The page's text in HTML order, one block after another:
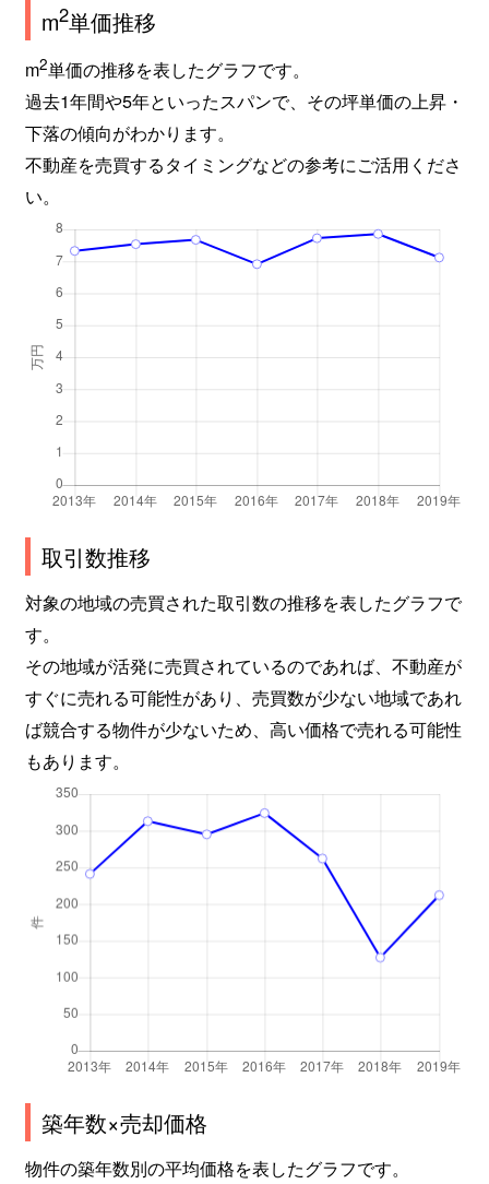
m2単価推移
m2単価の推移を表したグラフです。
過去1年間や5年といったスパンで、その坪単価の上昇・
下落の傾向がわかります。
不動産を売買するタイミングなどの参考にご活用くださ
い。
取引数推移
対象の地域の売買された取引数の推移を表したグラフで
す。
その地域が活発に売買されているのであれば、不動産が
すぐに売れる可能性があり、売買数が少ない地域であれ
ば競合する物件が少ないため、高い価格で売れる可能性
もあります。
築年数×売却価格
物件の築年数別の平均価格を表したグラフです。